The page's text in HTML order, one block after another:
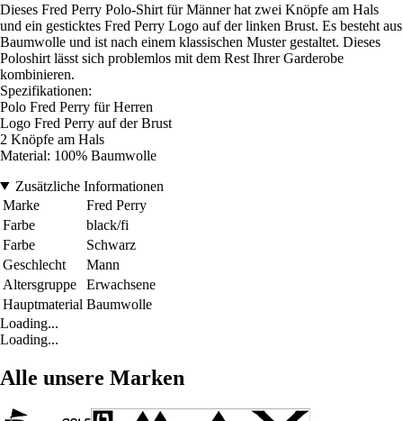
Dieses Fred Perry Polo-Shirt für Männer hat zwei Knöpfe am Hals
und ein gesticktes Fred Perry Logo auf der linken Brust. Es besteht aus
Baumwolle und ist nach einem klassischen Muster gestaltet. Dieses
Poloshirt lässt sich problemlos mit dem Rest Ihrer Garderobe
kombinieren.
Spezifikationen:
Polo Fred Perry für Herren
Logo Fred Perry auf der Brust
2 Knöpfe am Hals
Material: 100% Baumwolle
Zusätzliche Informationen
Marke
Fred Perry
Farbe
black/fi
Farbe
Schwarz
Geschlecht
Mann
Altersgruppe
Erwachsene
Hauptmaterial Baumwolle
Loading...
Loading...
Alle unsere Marken